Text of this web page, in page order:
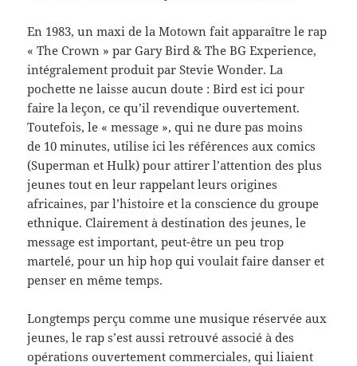
En 1983, un maxi de la Motown fait appa­raître le rap
« The Crown » par Gary Bird & The BG Expe­ri­ence,
inté­grale­ment pro­duit par Ste­vie Won­der. La
pochette ne laisse aucun doute : Bird est ici pour
faire la leçon, ce qu’il revendique ouverte­ment.
Toute­fois, le « mes­sage », qui ne dure pas moins
de 10 min­utes, utilise ici les références aux comics
(Super­man et Hulk) pour attirer l’attention des plus
jeunes tout en leur rap­pelant leurs orig­ines
africaines, par l’histoire et la con­science du groupe
eth­nique. Claire­ment à des­ti­na­tion des jeunes, le
mes­sage est impor­tant, peut-​être un peu trop
martelé, pour un hip hop qui voulait faire danser et
penser en même temps.
Longtemps perçu comme une musique réservée aux
jeunes, le rap s’est aussi retrouvé asso­cié à des
opéra­tions ouverte­ment com­mer­ciales, qui liaient